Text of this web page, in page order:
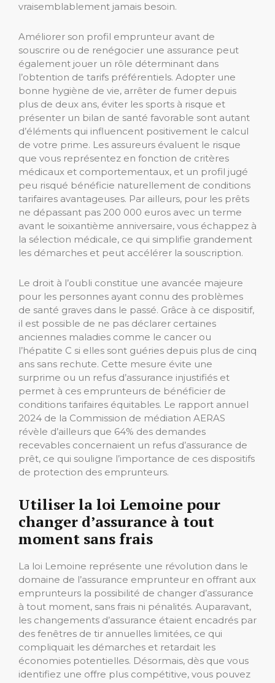
vraisemblablement jamais besoin.
Améliorer son profil emprunteur avant de
souscrire ou de renégocier une assurance peut
également jouer un rôle déterminant dans
l’obtention de tarifs préférentiels. Adopter une
bonne hygiène de vie, arrêter de fumer depuis
plus de deux ans, éviter les sports à risque et
présenter un bilan de santé favorable sont autant
d’éléments qui influencent positivement le calcul
de votre prime. Les assureurs évaluent le risque
que vous représentez en fonction de critères
médicaux et comportementaux, et un profil jugé
peu risqué bénéficie naturellement de conditions
tarifaires avantageuses. Par ailleurs, pour les prêts
ne dépassant pas 200 000 euros avec un terme
avant le soixantième anniversaire, vous échappez à
la sélection médicale, ce qui simplifie grandement
les démarches et peut accélérer la souscription.
Le droit à l’oubli constitue une avancée majeure
pour les personnes ayant connu des problèmes
de santé graves dans le passé. Grâce à ce dispositif,
il est possible de ne pas déclarer certaines
anciennes maladies comme le cancer ou
l’hépatite C si elles sont guéries depuis plus de cinq
ans sans rechute. Cette mesure évite une
surprime ou un refus d’assurance injustifiés et
permet à ces emprunteurs de bénéficier de
conditions tarifaires équitables. Le rapport annuel
2024 de la Commission de médiation AERAS
révèle d’ailleurs que 64% des demandes
recevables concernaient un refus d’assurance de
prêt, ce qui souligne l’importance de ces dispositifs
de protection des emprunteurs.
Utiliser la loi Lemoine pour
changer d’assurance à tout
moment sans frais
La loi Lemoine représente une révolution dans le
domaine de l’assurance emprunteur en offrant aux
emprunteurs la possibilité de changer d’assurance
à tout moment, sans frais ni pénalités. Auparavant,
les changements d’assurance étaient encadrés par
des fenêtres de tir annuelles limitées, ce qui
compliquait les démarches et retardait les
économies potentielles. Désormais, dès que vous
identifiez une offre plus compétitive, vous pouvez